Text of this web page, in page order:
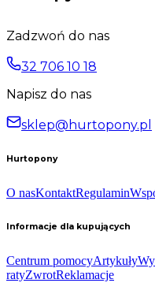
Zadzwoń do nas
32 706 10 18
Napisz do nas
sklep@hurtopony.pl
Hurtopony
O nasKontaktRegulamin
Informacje dla kupujących
Centrum pomocyArtykuły
ratyZwrotReklamacje